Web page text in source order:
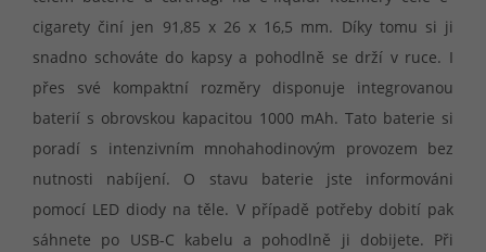
cigarety činí jen 91,85 x 26 x 16,5 mm. Díky tomu si ji
snadno schováte do kapsy a pohodlně se drží v ruce. I
přes své kompaktní rozměry disponuje integrovanou
baterií s obrovskou kapacitou 1000 mAh. Tato baterie si
poradí s intenzivním mnohahodinovým provozem bez
nutnosti nabíjení. O stavu baterie jste informováni
pomocí LED diody na těle. V případě potřeby dobití pak
sáhnete po USB-C kabelu a pohodlně ji dobijete. Při